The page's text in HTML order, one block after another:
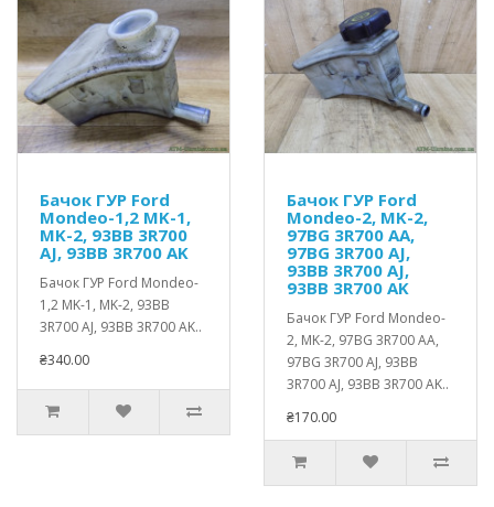
Бачок ГУР Ford
Mondeo-1,2 MK-1,
MK-2, 93BB 3R700
AJ, 93BB 3R700 AK
Бачок ГУР Ford Mondeo-
1,2 MK-1, MK-2, 93BB
3R700 AJ, 93BB 3R700 AK..
₴340.00
Бачок ГУР Ford
Mondeo-2, MK-2,
97BG 3R700 AA,
97BG 3R700 AJ,
93BB 3R700 AJ,
93BB 3R700 AK
Бачок ГУР Ford Mondeo-
2, MK-2, 97BG 3R700 AA,
97BG 3R700 AJ, 93BB
3R700 AJ, 93BB 3R700 AK..
₴170.00